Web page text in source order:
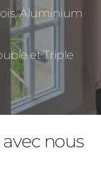
Aluminium
et Triple
nous